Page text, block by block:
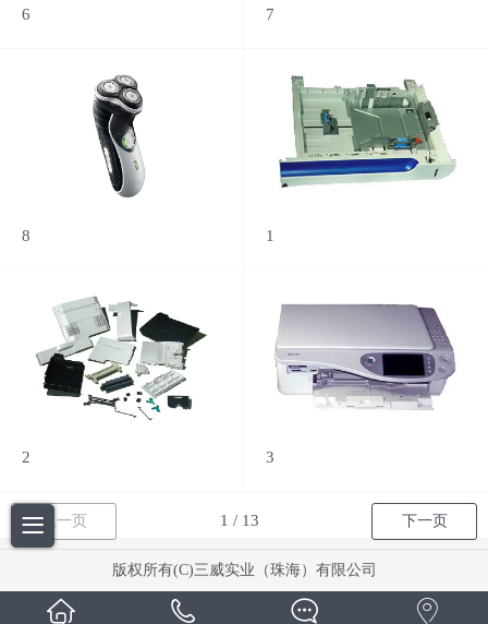
6 7
8 1
2 3
上一页 下一页
版权所有(C)三威实业（珠海）有限公司